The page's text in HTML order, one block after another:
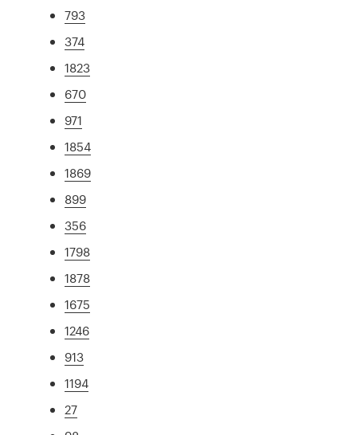
793
374
1823
670
971
1854
1869
899
356
1798
1878
1675
1246
913
1194
27